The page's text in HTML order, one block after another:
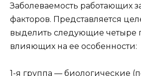
Заболеваемость работающих
факторов. Представляется
выделить следующие четыре
влияющих на ее особенности:
1-я группа — биологические